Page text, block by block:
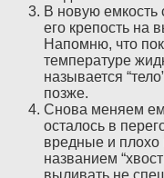
В новую емкость
его крепость на
Напомню, что
температуре
называется
позже.
Снова меняем
осталось в
вредные и
названием